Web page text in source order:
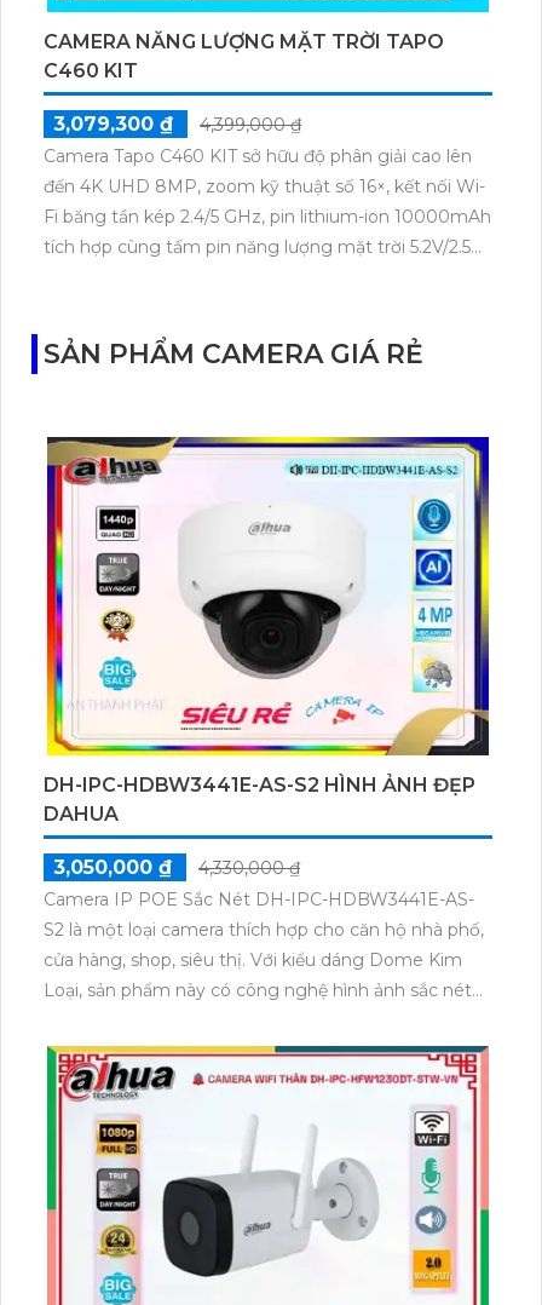
CAMERA NĂNG LƯỢNG MẶT TRỜI TAPO
C460 KIT
3,079,300 ₫
4,399,000 ₫
Camera Tapo C460 KIT sở hữu độ phân giải cao lên
đến 4K UHD 8MP, zoom kỹ thuật số 16×, kết nối Wi-
Fi băng tần kép 2.4/5 GHz, pin lithium-ion 10000mAh
tích hợp cùng tấm pin năng lượng mặt trời 5.2V/2.5W.
SẢN PHẨM CAMERA GIÁ RẺ
DH-IPC-HDBW3441E-AS-S2 HÌNH ẢNH ĐẸP
DAHUA
3,050,000 ₫
4,330,000 ₫
Camera IP POE Sắc Nét DH-IPC-HDBW3441E-AS-
S2 là một loại camera thích hợp cho căn hộ nhà phố,
cửa hàng, shop, siêu thị. Với kiểu dáng Dome Kim
Loại, sản phẩm này có công nghệ hình ảnh sắc nét
POE. Đây là một loại camera chuyên dùng cho hệ
thống lớn, với khả năng tốt nhất trong việc truyền tải
hình ảnh và âm thanh. Đặc biệt, nó được trang bị tính
năng thu âm đáng quan tâm và khả năng quan sát
ban đêm với hồng ngoại lên đến 50m. Camera này
cũng hỗ trợ công nghệ ONVIF, giúp kết nối và quản
lý dễ dàng với các thiết bị khác.